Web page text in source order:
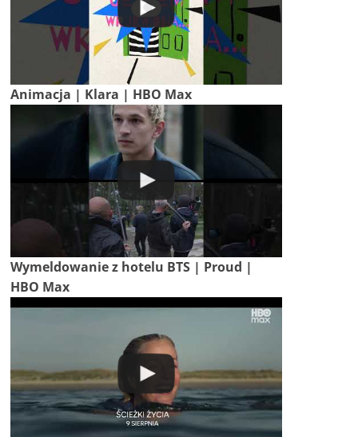
Animacja | Klara | HBO Max
Wymeldowanie z hotelu BTS | Proud |
HBO Max